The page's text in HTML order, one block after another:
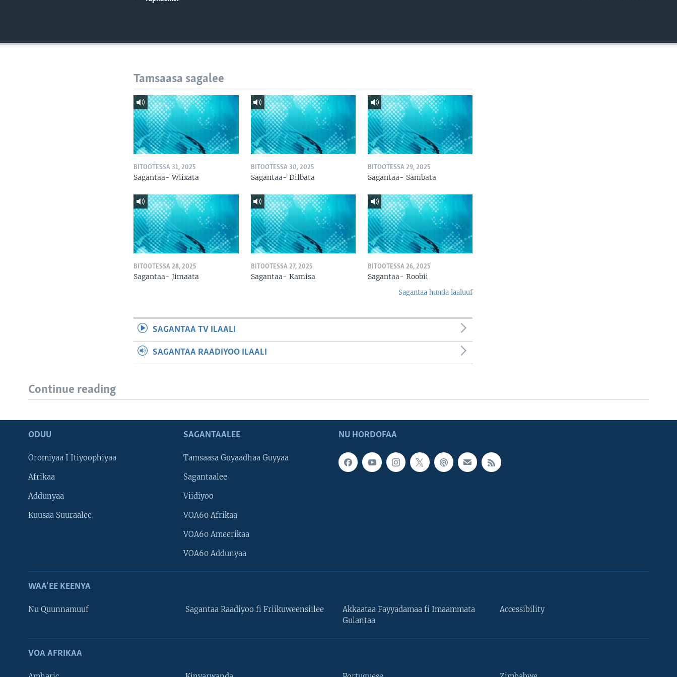
Tamsaasa sagalee
BITOOTESSA 31, 2025
Sagantaa- Wiixata
BITOOTESSA 30, 2025
Sagantaa- Dilbata
BITOOTESSA 29, 2025
Sagantaa- Sambata
BITOOTESSA 28, 2025
Sagantaa- Jimaata
BITOOTESSA 27, 2025
Sagantaa- Kamisa
BITOOTESSA 26, 2025
Sagantaa- Roobii
Sagantaa hunda laaluuf
SAGANTAA TV ILAALI
SAGANTAA RAADIYOO ILAALI
Continue reading
NU HORDOFAA
ODUU
Oromiyaa I Itiyoophiyaa
Afrikaa
Addunyaa
Kuusaa Suuraalee
SAGANTAALEE
Tamsaasa Guyaadhaa Guyyaa
Sagantaalee
Viidiyoo
VOA60 Afrikaa
VOA60 Ameerikaa
VOA60 Addunyaa
WAA’EE KEENYA
Nu Quunnamuuf Sagantaa Raadiyoo fi Friikuweensiilee
Akkaataa Fayyadamaa fi Imaammata
Gulantaa
Accessibility
VOA AFRIKAA